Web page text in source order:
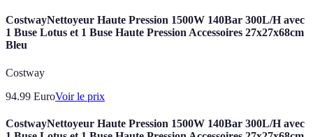
CostwayNettoyeur Haute Pression 1500W 140Bar 300L/H avec
1 Buse Lotus et 1 Buse Haute Pression Accessoires 27x27x68cm
Bleu
Costway
94.99 EuroVoir le prix
CostwayNettoyeur Haute Pression 1500W 140Bar 300L/H avec